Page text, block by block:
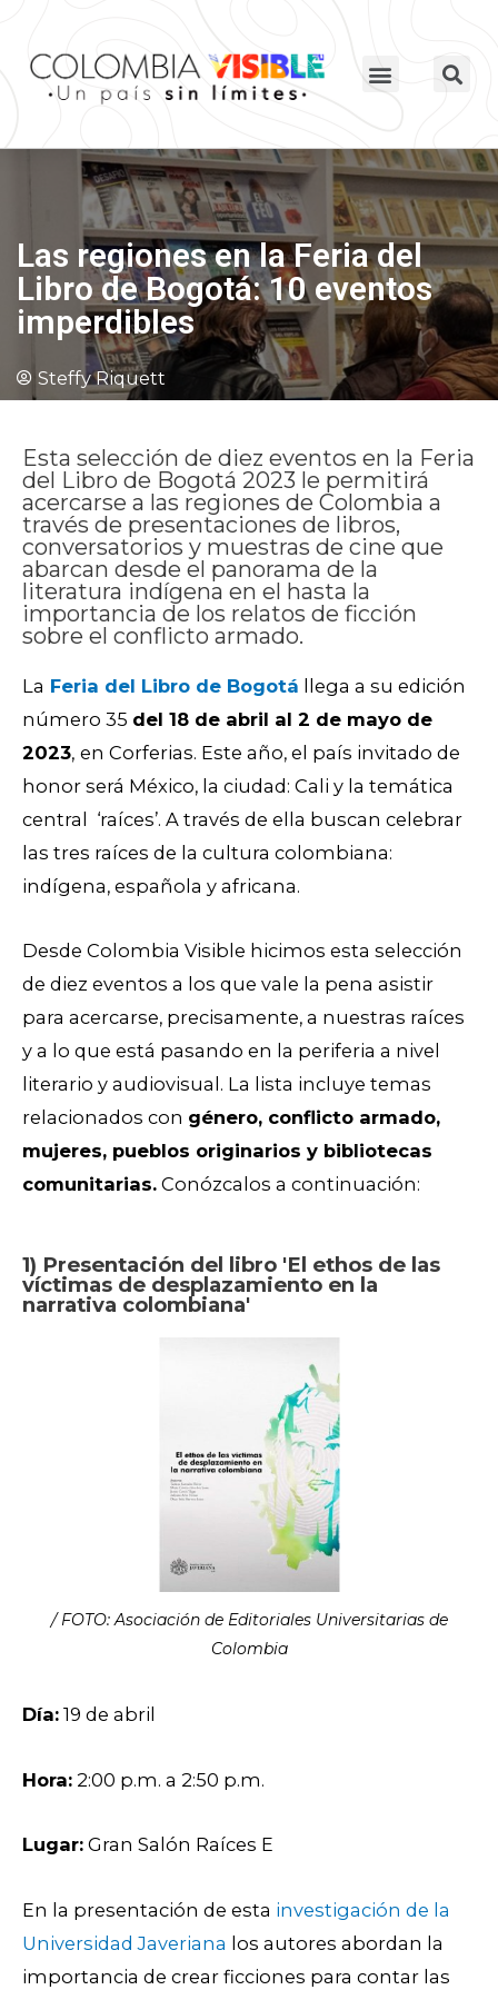
Las regiones en la Feria del
Libro de Bogotá: 10 eventos
imperdibles
Steffy Riquett
Esta selección de diez eventos en la Feria
del Libro de Bogotá 2023 le permitirá
acercarse a las regiones de Colombia a
través de presentaciones de libros,
conversatorios y muestras de cine que
abarcan desde el panorama de la
literatura indígena en el hasta la
importancia de los relatos de ficción
sobre el conflicto armado.
La Feria del Libro de Bogotá llega a su edición
número 35 del 18 de abril al 2 de mayo de
2023, en Corferias. Este año, el país invitado de
honor será México, la ciudad: Cali y la temática
central ‘raíces’. A través de ella buscan celebrar
las tres raíces de la cultura colombiana:
indígena, española y africana.
Desde Colombia Visible hicimos esta selección
de diez eventos a los que vale la pena asistir
para acercarse, precisamente, a nuestras raíces
y a lo que está pasando en la periferia a nivel
literario y audiovisual. La lista incluye temas
relacionados con género, conflicto armado,
mujeres, pueblos originarios y bibliotecas
comunitarias. Conózcalos a continuación:
1) Presentación del libro 'El ethos de las
víctimas de desplazamiento en la
narrativa colombiana'
/ FOTO: Asociación de Editoriales Universitarias de
Colombia
Día: 19 de abril
Hora: 2:00 p.m. a 2:50 p.m.
Lugar: Gran Salón Raíces E
En la presentación de esta investigación de la
Universidad Javeriana los autores abordan la
importancia de crear ficciones para contar las